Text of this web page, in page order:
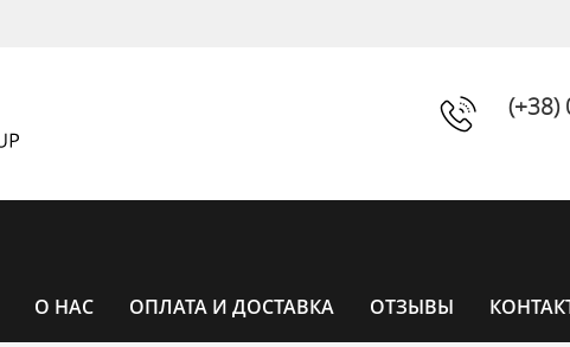
(+38)
О НАС ОПЛАТА И ДОСТАВКА ОТЗЫВЫ